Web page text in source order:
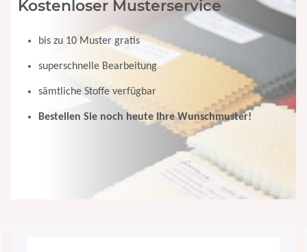
Kostenloser Musterservice
bis zu 10 Muster gratis
superschnelle Bearbeitung
sämtliche Stoffe verfügbar
Bestellen Sie noch heute Ihre Wunschmuster!